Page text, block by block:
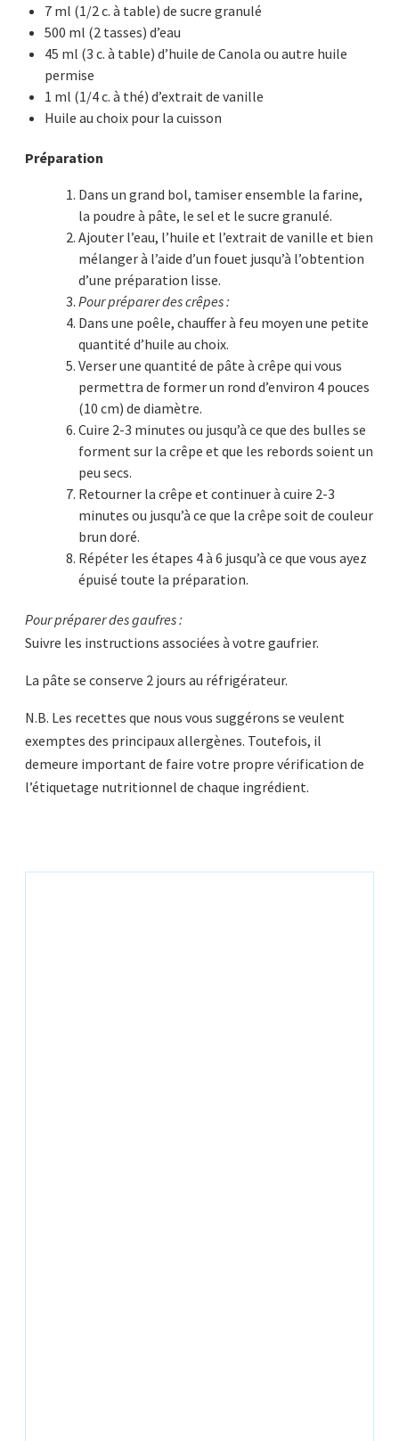
7 ml (1/2 c. à table) de sucre granulé
500 ml (2 tasses) d’eau
45 ml (3 c. à table) d’huile de Canola ou autre huile
permise
1 ml (1/4 c. à thé) d’extrait de vanille
Huile au choix pour la cuisson
Préparation
Dans un grand bol, tamiser ensemble la farine,
la poudre à pâte, le sel et le sucre granulé.
Ajouter l’eau, l’huile et l’extrait de vanille et bien
mélanger à l’aide d’un fouet jusqu’à l’obtention
d’une préparation lisse.
Pour préparer des crêpes :
Dans une poêle, chauffer à feu moyen une petite
quantité d’huile au choix.
Verser une quantité de pâte à crêpe qui vous
permettra de former un rond d’environ 4 pouces
(10 cm) de diamètre.
Cuire 2-3 minutes ou jusqu’à ce que des bulles se
forment sur la crêpe et que les rebords soient un
peu secs.
Retourner la crêpe et continuer à cuire 2-3
minutes ou jusqu’à ce que la crêpe soit de couleur
brun doré.
Répéter les étapes 4 à 6 jusqu’à ce que vous ayez
épuisé toute la préparation.
Pour préparer des gaufres :
Suivre les instructions associées à votre gaufrier.
La pâte se conserve 2 jours au réfrigérateur.
N.B. Les recettes que nous vous suggérons se veulent
exemptes des principaux allergènes. Toutefois, il
demeure important de faire votre propre vérification de
l’étiquetage nutritionnel de chaque ingrédient.